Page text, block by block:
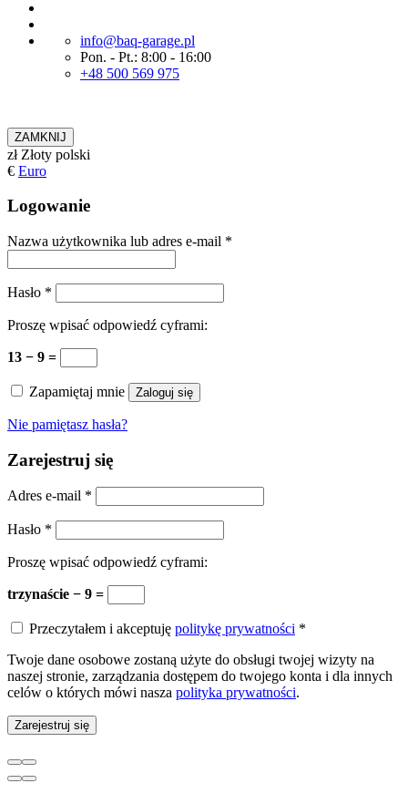
info@baq-garage.pl
Pon. - Pt.: 8:00 - 16:00
+48 500 569 975
ZAMKNIJ
zł Złoty polski
€ Euro
Logowanie
Nazwa użytkownika lub adres e-mail *
Hasło *
Proszę wpisać odpowiedź cyframi:
13 − 9 =
Zapamiętaj mnie Zaloguj się
Nie pamiętasz hasła?
Zarejestruj się
Adres e-mail *
Hasło *
Proszę wpisać odpowiedź cyframi:
trzynaście − 9 =
Przeczytałem i akceptuję politykę prywatności *
Twoje dane osobowe zostaną użyte do obsługi twojej wizyty na
naszej stronie, zarządzania dostępem do twojego konta i dla innych
celów o których mówi nasza polityka prywatności.
Zarejestruj się